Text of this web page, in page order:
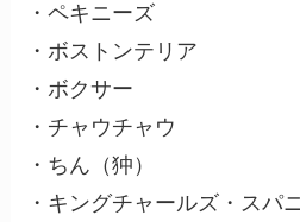
・ペキニーズ
・ボストンテリア
・ボクサー
・チャウチャウ
・ちん（狆）
・キングチャールズ・ス